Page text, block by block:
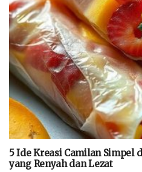
5 Ide Kreasi Camilan Simpel
yang Renyah dan Lezat